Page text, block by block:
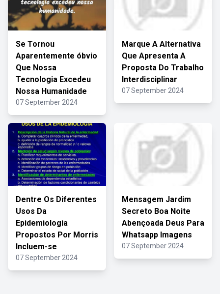
Se Tornou
Aparentemente óbvio
Que Nossa
Tecnologia Excedeu
Nossa Humanidade
07 September 2024
Marque A Alternativa
Que Apresenta A
Proposta Do Trabalho
Interdisciplinar
07 September 2024
Dentre Os Diferentes
Usos Da
Epidemiologia
Propostos Por Morris
Incluem-se
07 September 2024
Mensagem Jardim
Secreto Boa Noite
Abençoada Deus Para
Whatsapp Imagens
07 September 2024